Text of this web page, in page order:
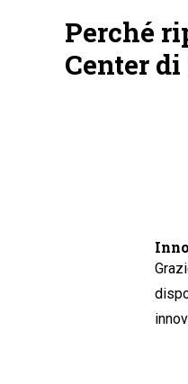
Perché
Center di